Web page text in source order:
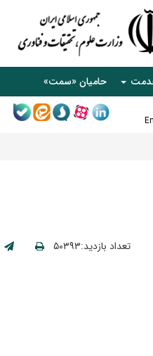
حامیان «سمت»
تعداد بازدید:۵۰۳۹۳